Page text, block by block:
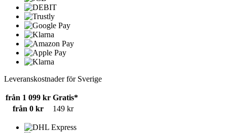
Leveranskostnader för Sverige
från 1 099 kr Gratis*
från 0 kr
149 kr